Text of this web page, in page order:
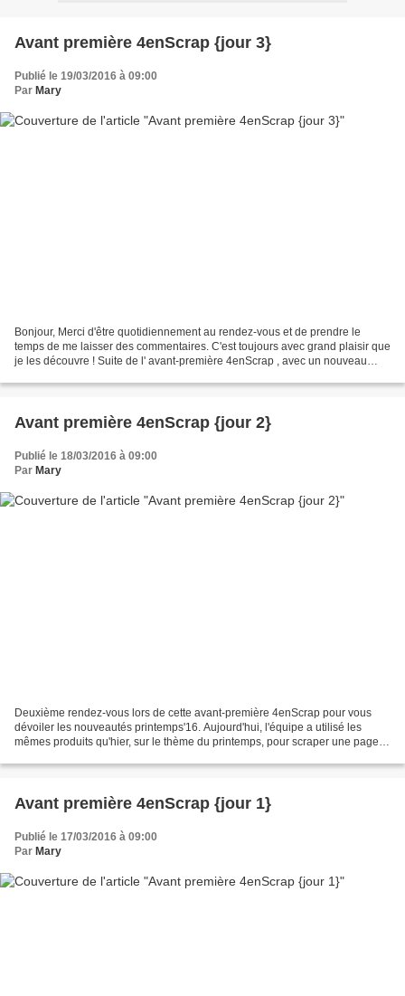
Avant première 4enScrap {jour 3}
Publié le 19/03/2016 à 09:00
Par Mary
Bonjour, Merci d'être quotidiennement au rendez-vous et de prendre le
temps de me laisser des commentaires. C'est toujours avec grand plaisir que
je les découvre ! Suite de l' avant-première 4enScrap , avec un nouveau
Avant première 4enScrap {jour 2}
Publié le 18/03/2016 à 09:00
Par Mary
Deuxième rendez-vous lors de cette avant-première 4enScrap pour vous
dévoiler les nouveautés printemps'16. Aujourd'hui, l'équipe a utilisé les
mêmes produits qu'hier, sur le thème du printemps, pour scraper une page.
Avant première 4enScrap {jour 1}
Publié le 17/03/2016 à 09:00
Par Mary